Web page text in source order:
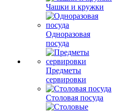
Чашки и кружки
Одноразовая
посуда
Предметы
сервировки
Столовая посуда